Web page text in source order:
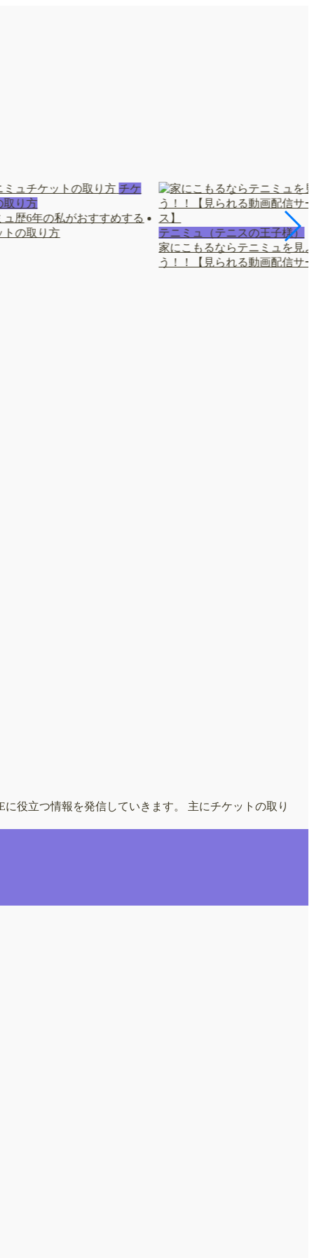
チケ
取り方
ュ歴6年の私がおすすめする
トの取り方
テニミュ（テニスの王子様）
家にこもるならテニミュを見
う！！【見られる動画配信サ
役立つ情報を発信していきます。 主にチケットの取り